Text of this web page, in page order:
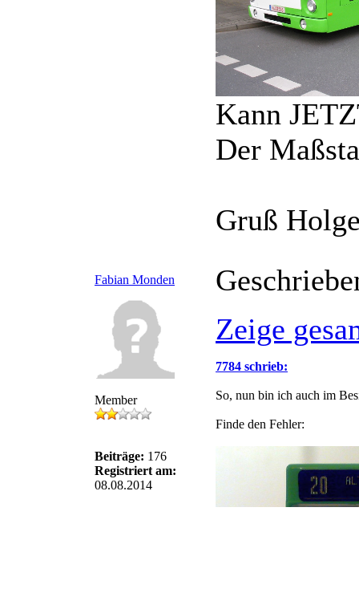
Kann
Der
Gruß
Fabian Monden
Member
Beiträge: 176
Registriert am:
08.08.2014
Zeige
7784 schrieb:
So, nun bin ich auch im
Finde den Fehler: